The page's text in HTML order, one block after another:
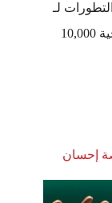
لـ
انشاء خط انتاج بمصنع اسمنت جازان بطاقة انتاجية 10,000
إحسان